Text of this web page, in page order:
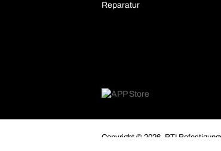
Reparatur
Copyright © 2026. BTI